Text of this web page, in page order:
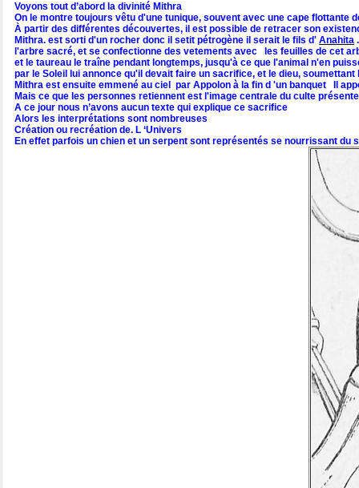
Voyons tout d’abord la divinité Mithra
On le montre toujours vêtu d'une tunique, souvent avec une cape
À partir des différentes découvertes, il est possible de retracer son
Mithra. est sorti d'un rocher donc il setit pétrogène il serait le fils d' Anahita
l'arbre sacré, et se confectionne des vetements avec les feuilles de cet
et le taureau le traîne pendant longtemps, jusqu'à ce que l'animal n'en
par le Soleil lui annonce qu'il devait faire un sacrifice, et le dieu,
Mithra est ensuite emmené au ciel par Appolon à la fin d 'un banquet
Il
Mais ce que les personnes retiennent est l'image centrale du culte
A ce jour nous n’avons aucun texte qui explique ce sacrifice
Alors les interprétations sont nombreuses
Création ou recréation de. L ‘Univers
En effet parfois un chien et un serpent sont représentés se nourrissant du